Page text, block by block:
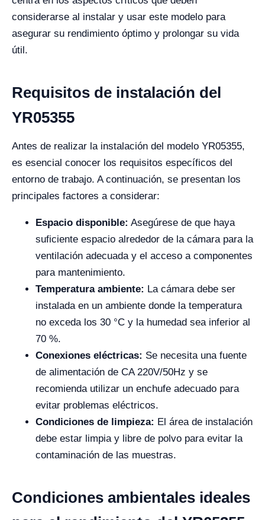
considerarse al instalar y usar este modelo para
asegurar su rendimiento óptimo y prolongar su vida
útil.
Requisitos de instalación del
YR05355
Antes de realizar la instalación del modelo YR05355,
es esencial conocer los requisitos específicos del
entorno de trabajo. A continuación, se presentan los
principales factores a considerar:
Espacio disponible: Asegúrese de que haya
suficiente espacio alrededor de la cámara para la
ventilación adecuada y el acceso a componentes
para mantenimiento.
Temperatura ambiente: La cámara debe ser
instalada en un ambiente donde la temperatura
no exceda los 30 °C y la humedad sea inferior al
70 %.
Conexiones eléctricas: Se necesita una fuente
de alimentación de CA 220V/50Hz y se
recomienda utilizar un enchufe adecuado para
evitar problemas eléctricos.
Condiciones de limpieza: El área de instalación
debe estar limpia y libre de polvo para evitar la
contaminación de las muestras.
Condiciones ambientales ideales